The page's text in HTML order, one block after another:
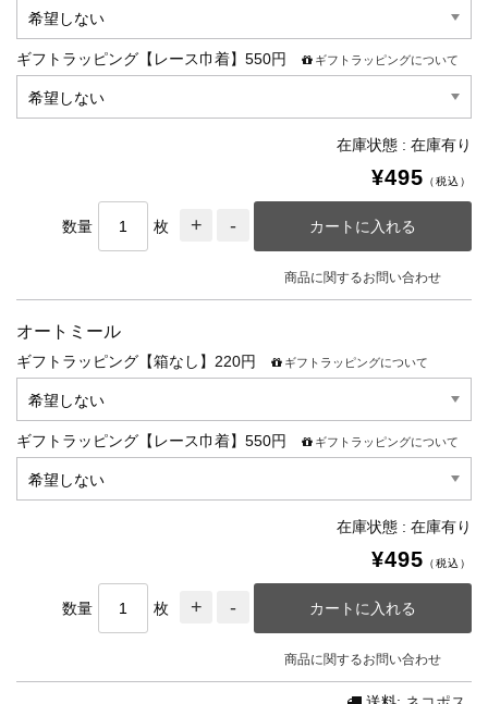
ギフトラッピング【レース巾着】550円 ギフトラッピングについて
在庫状態 : 在庫有り
¥495 （税込）
数量 枚
商品に関するお問い合わせ
オートミール
ギフトラッピング【箱なし】220円 ギフトラッピングについて
ギフトラッピング【レース巾着】550円 ギフトラッピングについて
在庫状態 : 在庫有り
¥495 （税込）
数量 枚
商品に関するお問い合わせ